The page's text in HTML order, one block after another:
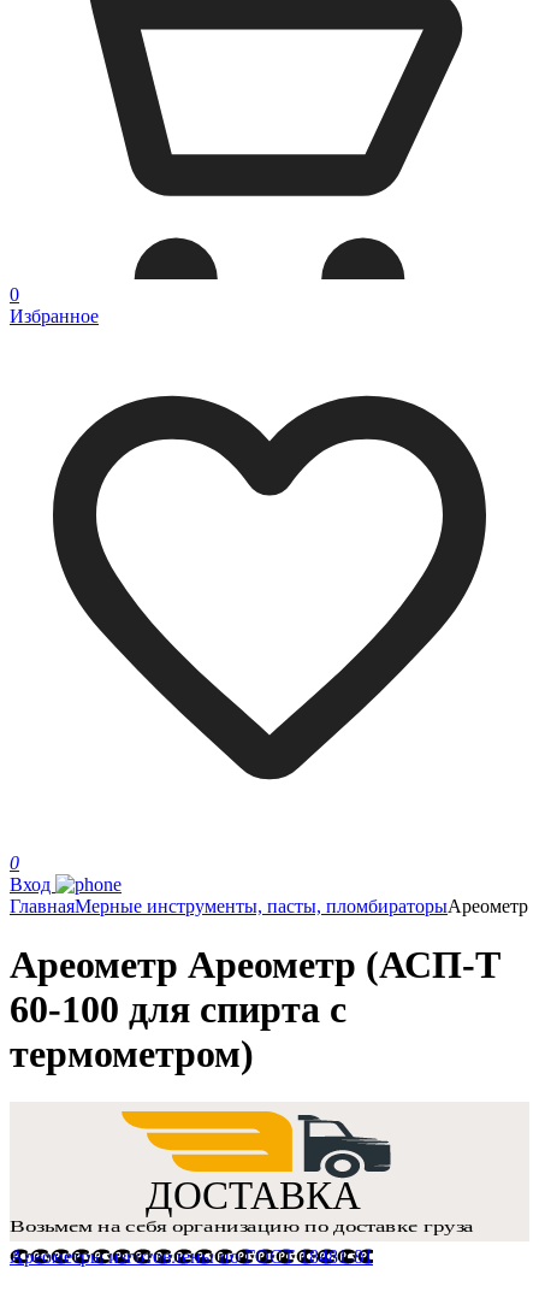
0
Избранное
0
Вход
ГлавнаяМерные инструменты, пасты, пломбираторыАреометр
Ареометр Ареометр (АСП-Т
60-100 для спирта с
термометром)
Ареометры изготовлены по ГОСТ 18481-81